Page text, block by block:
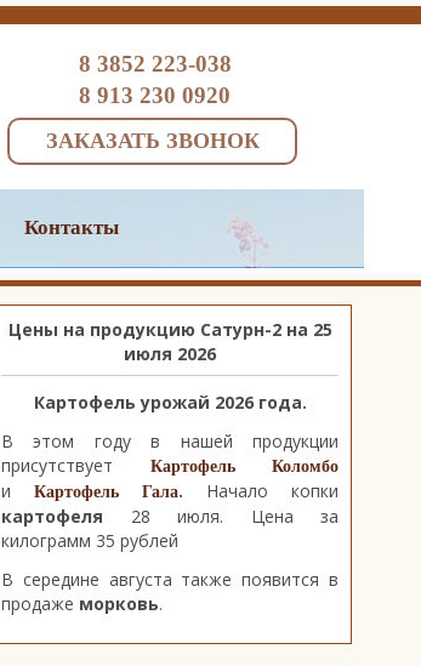
8 3852 223-038
8 913 230 0920
ЗАКАЗАТЬ ЗВОНОК
Контакты
Цены на продукцию Сатурн-2 на 25
июля 2026
Картофель урожай 2026 года.
В этом году в нашей продукции
присутствует
Картофель Коломбо
и Картофель Гала. Начало копки
картофеля 28 июля.
Цена за
килограмм 35 рублей
В середине августа также появится в
продаже морковь.